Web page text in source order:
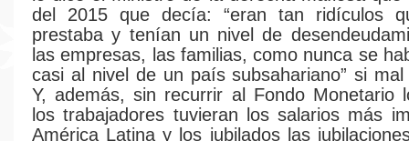
del 2015 que decía: “eran tan ridículos
prestaba y tenían un nivel de
las empresas, las familias, como nunca se
casi al nivel de un país subsahariano” si
Y, además, sin recurrir al Fondo Monetario
los trabajadores tuvieran los salarios más
América Latina y los jubilados las